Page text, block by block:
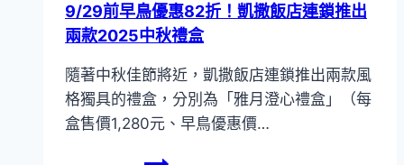
9/29前早鳥優惠82折！凱撒飯店連鎖推出
兩款2025中秋禮盒
隨著中秋佳節將近，凱撒飯店連鎖推出兩款風
格獨具的禮盒，分別為「雅月澄心禮盒」（每
盒售價1,280元、早鳥優惠價…